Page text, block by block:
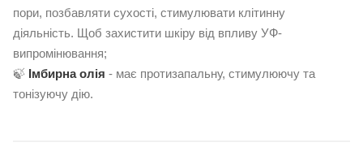
пори, позбавляти сухості, стимулювати клітинну
діяльність. Щоб захистити шкіру від впливу УФ-
випромінювання;
🍃 Імбирна олія - має протизапальну, стимулюючу та
тонізуючу дію.